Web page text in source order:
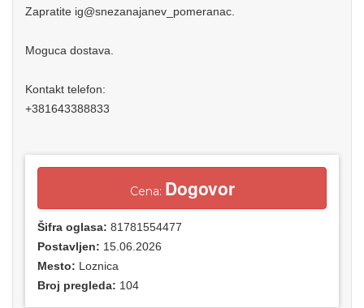
Zapratite ig@snezanajanev_pomeranac.
Moguca dostava.
Kontakt telefon:
+381643388833
Cena: Dogovor
Šifra oglasa: 81781554477
Postavljen: 15.06.2026
Mesto: Loznica
Broj pregleda: 104